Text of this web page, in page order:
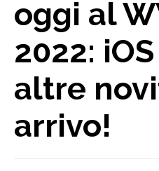
oggi al
2022:
altre
arrivo!